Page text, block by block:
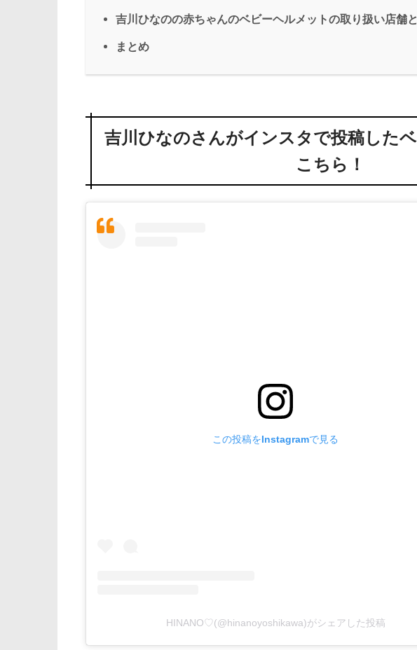
吉川ひなのの赤ちゃんのベビーヘルメットの取り扱い店舗
まとめ
吉川ひなのさんがインスタで投稿した
こちら！
この投稿をInstagramで見る
HINANO♡(@hinanoyoshikawa)がシェアした投稿